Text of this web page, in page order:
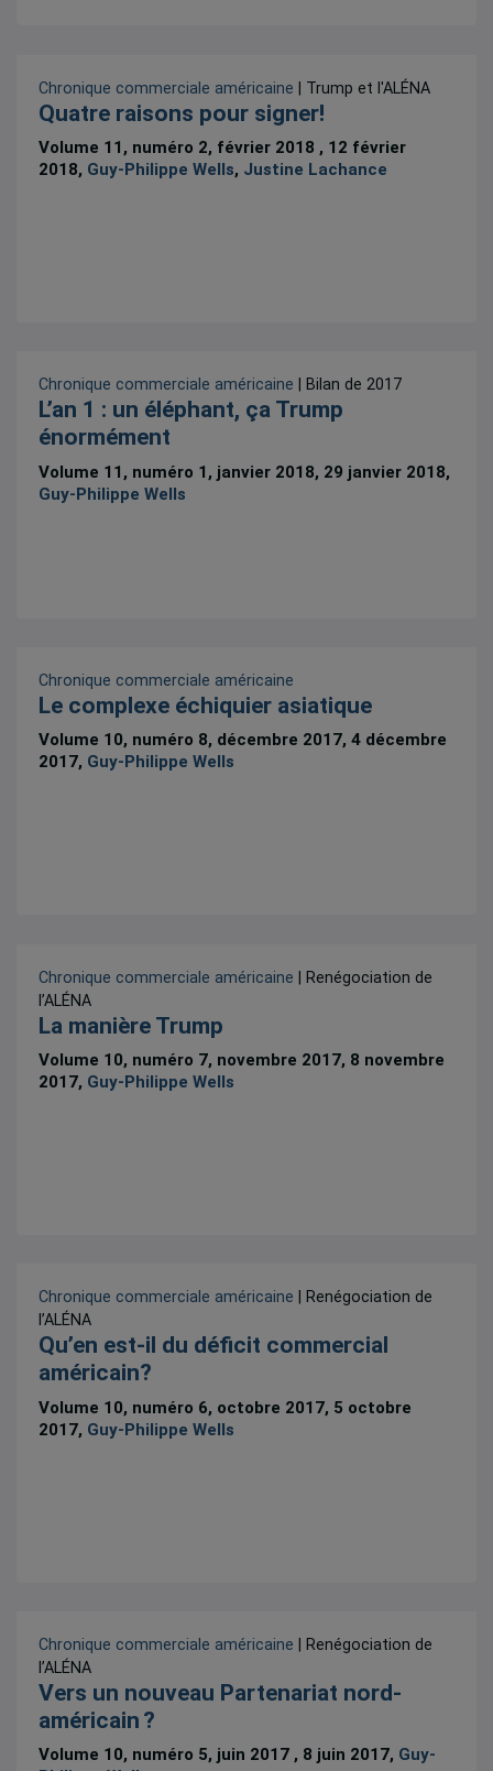
Chronique commerciale américaine | Trump et l'ALÉNA
Quatre raisons pour signer!
Volume 11, numéro 2, février 2018 , 12 février
2018, Guy-Philippe Wells, Justine Lachance
Chronique commerciale américaine | Bilan de 2017
L’an 1 : un éléphant, ça Trump
énormément
Volume 11, numéro 1, janvier 2018, 29 janvier 2018,
Guy-Philippe Wells
Chronique commerciale américaine
Le complexe échiquier asiatique
Volume 10, numéro 8, décembre 2017, 4 décembre
2017, Guy-Philippe Wells
Chronique commerciale américaine | Renégociation de
l’ALÉNA
La manière Trump
Volume 10, numéro 7, novembre 2017, 8 novembre
2017, Guy-Philippe Wells
Chronique commerciale américaine | Renégociation de
l’ALÉNA
Qu’en est-il du déficit commercial
américain?
Volume 10, numéro 6, octobre 2017, 5 octobre
2017, Guy-Philippe Wells
Chronique commerciale américaine | Renégociation de
l’ALÉNA
Vers un nouveau Partenariat nord-
américain ?
Volume 10, numéro 5, juin 2017 , 8 juin 2017, Guy-